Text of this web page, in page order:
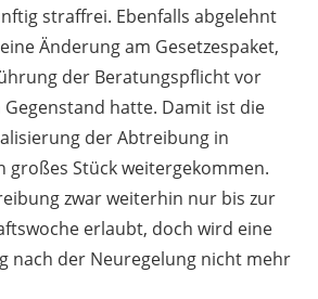
straffrei. Ebenfalls abgelehnt
Änderung am Gesetzespaket,
der Beratungspflicht vor
hatte. Damit ist die
der Abtreibung in
großes Stück weitergekommen.
zwar weiterhin nur bis zur
erlaubt, doch wird eine
nach der Neuregelung nicht mehr